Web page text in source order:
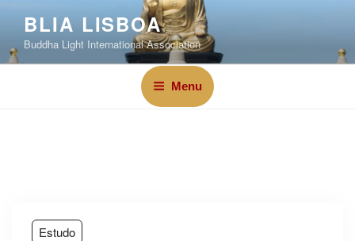
BLIA LISBOA
Buddha Light International Association
Menu
Estudo